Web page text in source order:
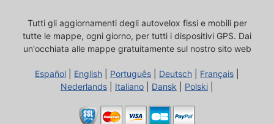
Tutti gli aggiornamenti degli autovelox fissi e mobili per
tutte le mappe, ogni giorno, per tutti i dispositivi GPS. Dai
un'occhiata alle mappe gratuitamente sul nostro sito web
Español English Português Deutsch Français
Nederlands
Italiano Dansk Polski